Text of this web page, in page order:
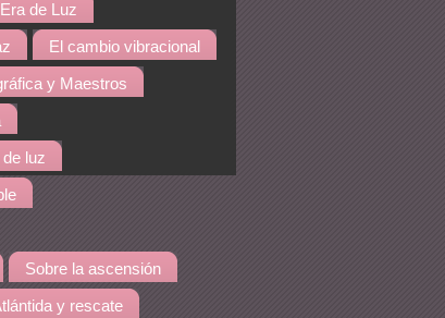
de Luz
El cambio vibracional
y Maestros
luz
Sobre la ascensión
y rescate